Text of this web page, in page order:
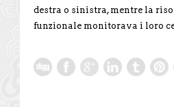
destra o sinistra, mentre la
funzionale monitorava i loro